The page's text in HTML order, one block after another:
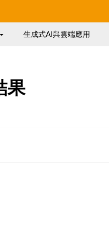
生成式AI與雲端應用
果